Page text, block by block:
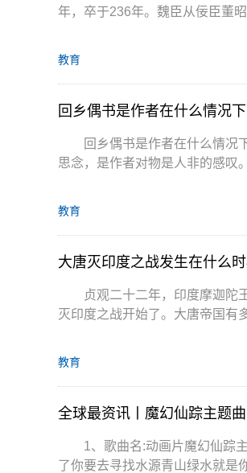
年，卒于236年。魏臣从佞臣董
教育
回乡偶书是作者在什么情况
回乡偶书是作者在什么情况
思念，是作者对物是人非的感叹
教育
大唐灭印度之战发生在什么
贞观二十二年，印度摩迦陀
灭印度之战开始了。大唐帝国有
教育
全球最资讯丨魔幻仙踪主题
1、歌曲名:动画片魔幻仙踪
了你要去寻找水源青山绿水就